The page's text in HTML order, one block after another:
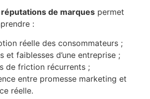
de marques permet
:
réelle des consommateurs ;
et faiblesses d’une entreprise ;
de friction récurrents ;
entre promesse marketing et
réelle.